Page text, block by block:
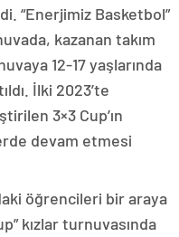
“Enerjimiz Basketbol”
kazanan takım
12-17 yaşlarında
İlki 2023’te
3×3 Cup’ın
devam etmesi
öğrencileri bir araya
kızlar turnuvasında